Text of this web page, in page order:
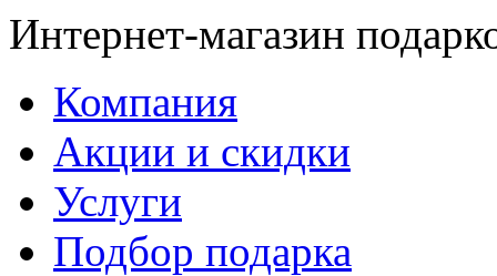
Интернет-магазин
Компания
Акции и скидки
Услуги
Подбор подарка